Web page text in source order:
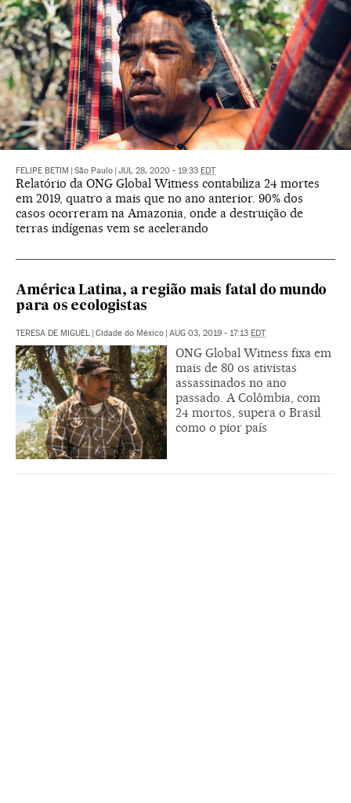
FELIPE BETIM São Paulo JUL 28, 2020 - 19:33 EDT
Relatório da ONG Global Witness contabiliza 24 mortes
em 2019, quatro a mais que no ano anterior. 90% dos
casos ocorreram na Amazonia, onde a destruição de
terras indígenas vem se acelerando
América Latina, a região mais fatal do mundo
para os ecologistas
TERESA DE MIGUEL Cidade do México AUG 03, 2019 - 17:13 EDT
ONG Global Witness fixa em
mais de 80 os ativistas
assassinados no ano
passado. A Colômbia, com
24 mortos, supera o Brasil
como o pior país